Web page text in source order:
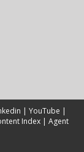
| YouTube |
Index | Agent